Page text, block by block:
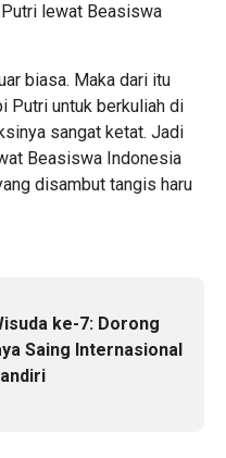
lewat Beasiswa
biasa. Maka dari itu
Putri untuk berkuliah di
sangat ketat. Jadi
Beasiswa Indonesia
disambut tangis haru
ke-7: Dorong
Saing Internasional